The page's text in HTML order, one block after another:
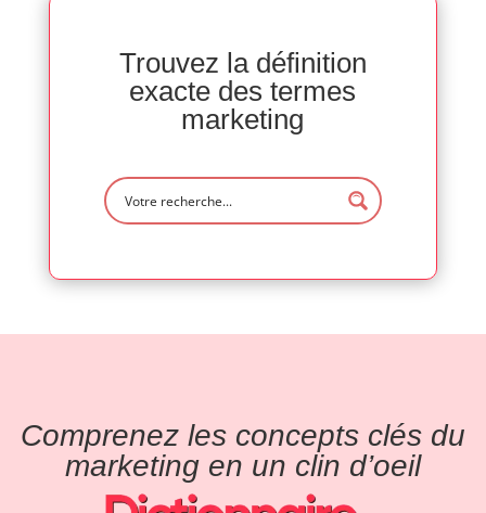
Trouvez la définition
exacte des termes
marketing
Comprenez les concepts clés du
marketing en un clin d’oeil